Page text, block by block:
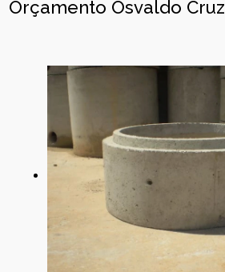
Orçamento Osvaldo Cruz